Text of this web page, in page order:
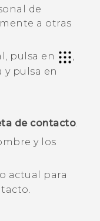
de
a otras
, pulsa en
,
y pulsa en
de contacto
y los
actual para